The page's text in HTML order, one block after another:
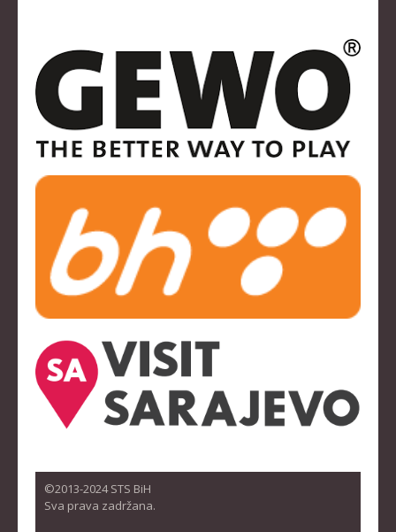
©2013-2024 STS BiH
Sva prava zadržana.